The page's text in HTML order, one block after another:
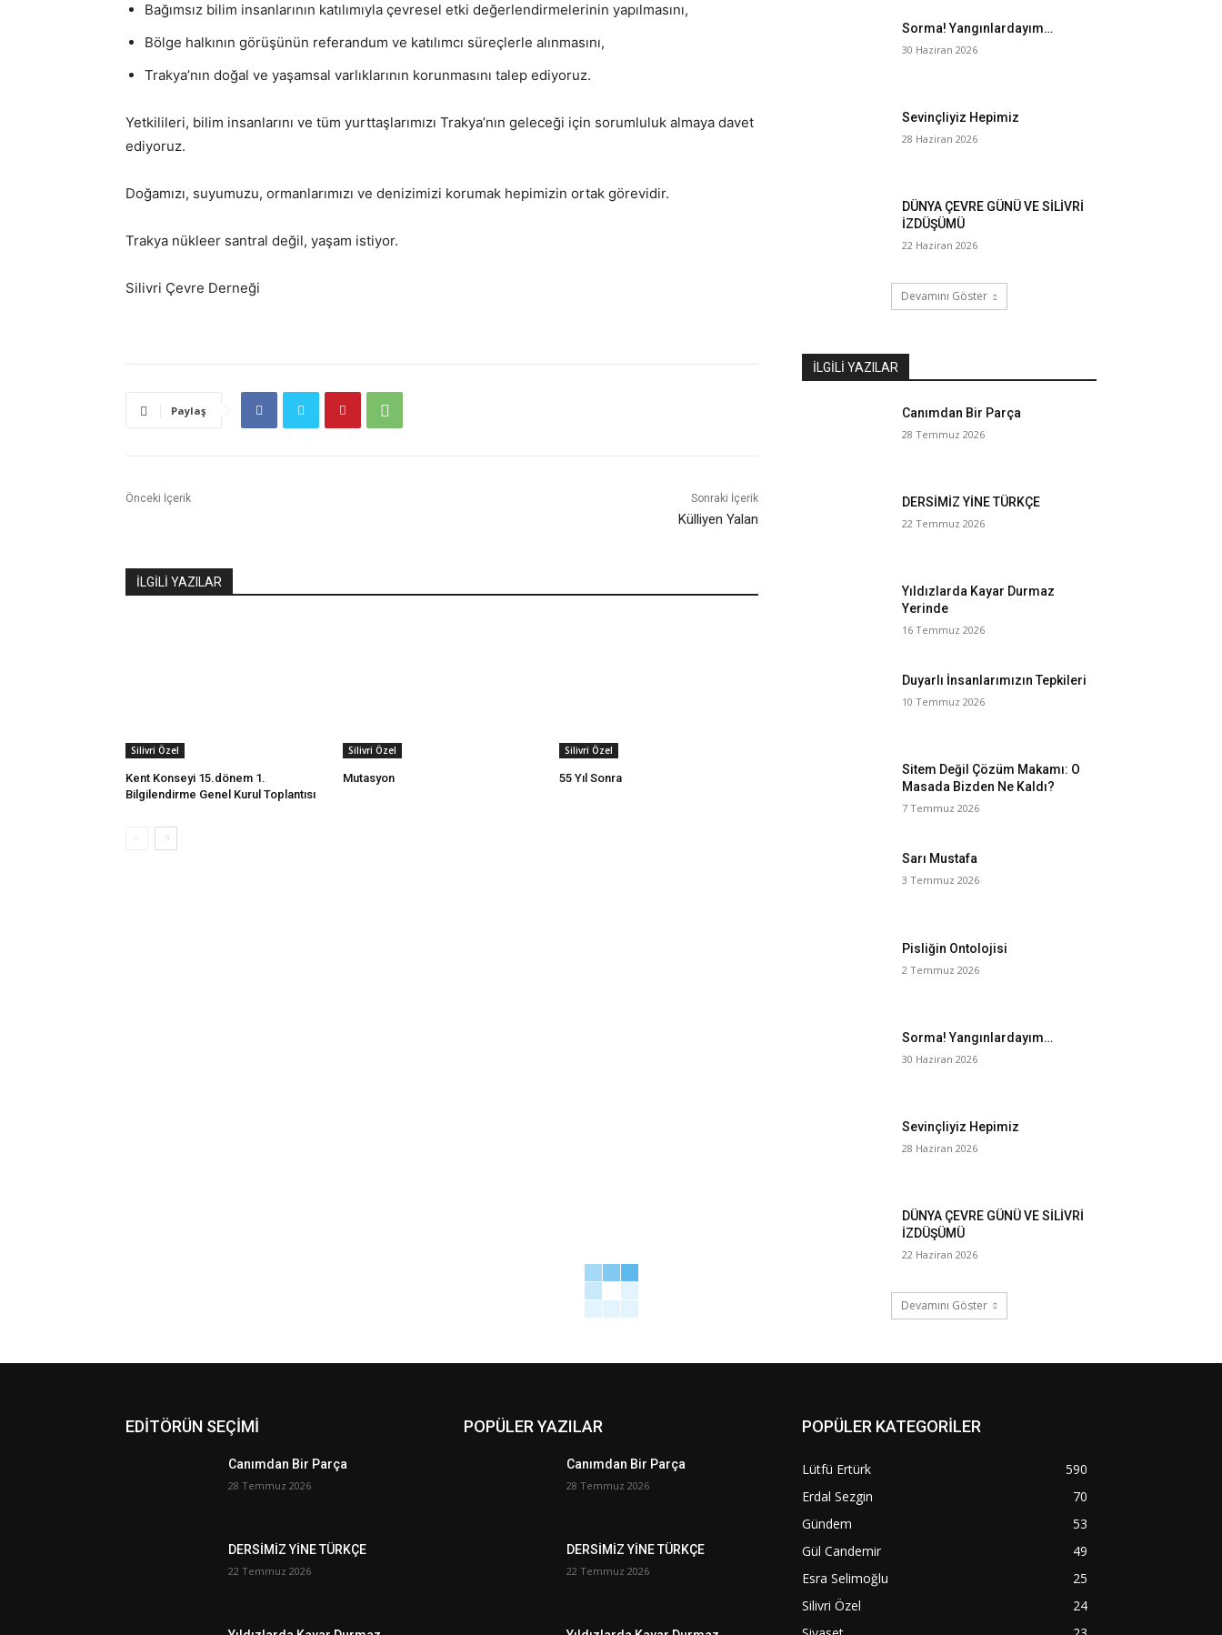
Bağımsız bilim insanlarının katılımıyla çevresel etki değerlendirmelerinin yapılmasını,
Bölge halkının görüşünün referandum ve katılımcı süreçlerle alınmasını,
Trakya’nın doğal ve yaşamsal varlıklarının korunmasını talep ediyoruz.
Yetkilileri, bilim insanlarını ve tüm yurttaşlarımızı Trakya’nın geleceği için sorumluluk almaya davet
ediyoruz.
Doğamızı, suyumuzu, ormanlarımızı ve denizimizi korumak hepimizin ortak görevidir.
Trakya nükleer santral değil, yaşam istiyor.
Silivri Çevre Derneği
Paylaş
Önceki İçerik Sonraki İçerik
Külliyen Yalan
İLGİLİ YAZILAR
Silivri Özel
Kent Konseyi 15.dönem 1.
Bilgilendirme Genel Kurul Toplantısı
Silivri Özel
Mutasyon
Silivri Özel
55 Yıl Sonra
Sorma! Yangınlardayım…
30 Haziran 2026
Sevinçliyiz Hepimiz
28 Haziran 2026
DÜNYA ÇEVRE GÜNÜ VE SİLİVRİ
İZDÜŞÜMÜ
22 Haziran 2026
Devamını Göster
İLGILI YAZILAR
Canımdan Bir Parça
28 Temmuz 2026
DERSİMİZ YİNE TÜRKÇE
22 Temmuz 2026
Yıldızlarda Kayar Durmaz
Yerinde
16 Temmuz 2026
Duyarlı İnsanlarımızın Tepkileri
10 Temmuz 2026
Sitem Değil Çözüm Makamı: O
Masada Bizden Ne Kaldı?
7 Temmuz 2026
Sarı Mustafa
3 Temmuz 2026
Pisliğin Ontolojisi
2 Temmuz 2026
Sorma! Yangınlardayım…
30 Haziran 2026
Sevinçliyiz Hepimiz
28 Haziran 2026
DÜNYA ÇEVRE GÜNÜ VE SİLİVRİ
İZDÜŞÜMÜ
22 Haziran 2026
Devamını Göster
EDİTÖRÜN SEÇİMİ
Canımdan Bir Parça
28 Temmuz 2026
DERSİMİZ YİNE TÜRKÇE
22 Temmuz 2026
POPÜLER YAZILAR
Canımdan Bir Parça
28 Temmuz 2026
DERSİMİZ YİNE TÜRKÇE
22 Temmuz 2026
POPÜLER KATEGORİLER
Lütfü Ertürk
590
Erdal Sezgin
70
Gündem
53
Gül Candemir
49
Esra Selimoğlu
25
Silivri Özel
24